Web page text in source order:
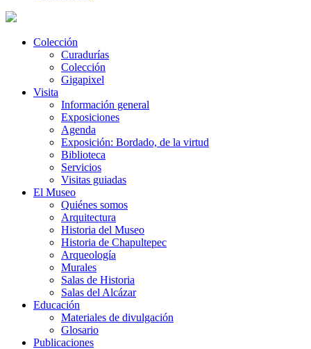
Colección
Curadurías
Colección
Gigapixel
Visita
Información general
Exposiciones
Agenda
Exposición: Bordado, de la virtud
Biblioteca
Servicios
Visitas guiadas
El Museo
Quiénes somos
Arquitectura
Historia del Museo
Historia de Chapultepec
Arqueología
Murales
Salas de Historia
Salas del Alcázar
Educación
Materiales de divulgación
Glosario
Publicaciones